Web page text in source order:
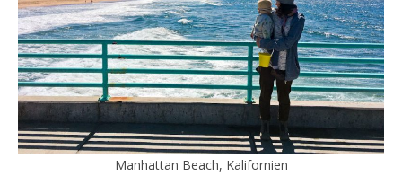
Manhattan Beach, Kalifornien